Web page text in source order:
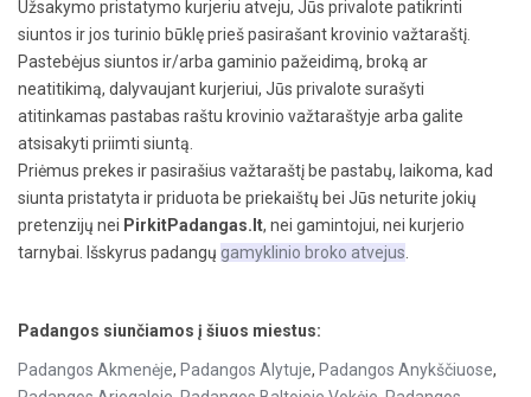
Užsakymo pristatymo kurjeriu atveju, Jūs privalote patikrinti
siuntos ir jos turinio būklę prieš pasirašant krovinio važtaraštį.
Pastebėjus siuntos ir/arba gaminio pažeidimą, broką ar
neatitikimą, dalyvaujant kurjeriui, Jūs privalote surašyti
atitinkamas pastabas raštu krovinio važtaraštyje arba galite
atsisakyti priimti siuntą.
Priėmus prekes ir pasirašius važtaraštį be pastabų, laikoma, kad
siunta pristatyta ir priduota be priekaištų bei Jūs neturite jokių
pretenzijų nei PirkitPadangas.lt, nei gamintojui, nei kurjerio
tarnybai. Išskyrus padangų gamyklinio broko atvejus
Padangos siunčiamos į šiuos miestus:
Padangos Akmenėje, Padangos Alytuje, Padangos Anykščiuose,